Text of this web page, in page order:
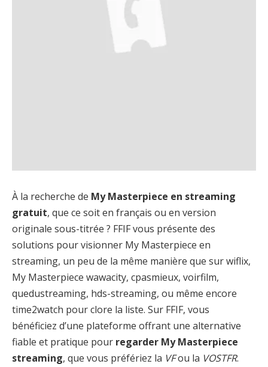
À la recherche de My Masterpiece en streaming
gratuit, que ce soit en français ou en version
originale sous-titrée ? FFIF vous présente des
solutions pour visionner My Masterpiece en
streaming, un peu de la même manière que sur wiflix,
My Masterpiece wawacity, cpasmieux, voirfilm,
quedustreaming, hds-streaming, ou même encore
time2watch pour clore la liste. Sur FFIF, vous
bénéficiez d’une plateforme offrant une alternative
fiable et pratique pour regarder My Masterpiece
streaming, que vous préfériez la VFou la VOSTFR.